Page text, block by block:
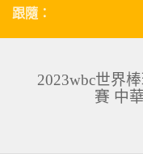
跟隨：
2023wbc世界
賽 中